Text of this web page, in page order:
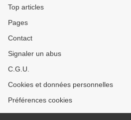
Top articles
Pages
Contact
Signaler un abus
C.G.U.
Cookies et données personnelles
Préférences cookies